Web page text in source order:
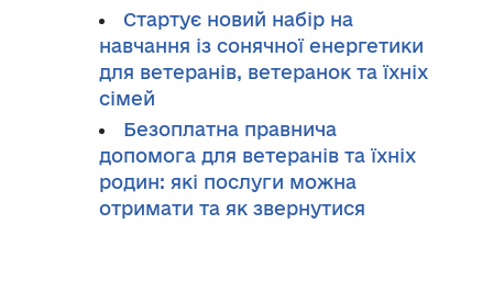
Стартує новий набір на
навчання із сонячної енергетики
для ветеранів, ветеранок та їхніх
сімей
Безоплатна правнича
допомога для ветеранів та їхніх
родин: які послуги можна
отримати та як звернутися